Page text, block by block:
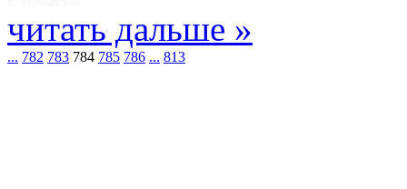
читать дальше »
... 782 783 784 785 786 ... 813